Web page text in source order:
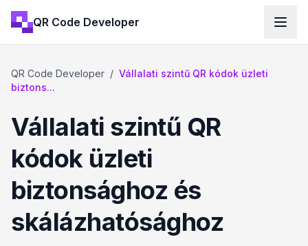
QR Code Developer
QR Code Developer / Vállalati szintű QR kódok üzleti
biztons...
Vállalati szintű QR
kódok üzleti
biztonsághoz és
skálázhatósághoz